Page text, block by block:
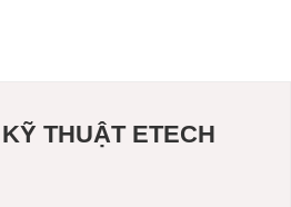
THUẬT ETECH